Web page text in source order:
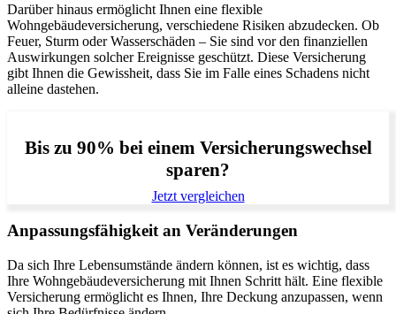
Darüber hinaus ermöglicht Ihnen eine flexible
Wohngebäudeversicherung, verschiedene Risiken abzudecken. Ob
Feuer, Sturm oder Wasserschäden – Sie sind vor den finanziellen
Auswirkungen solcher Ereignisse geschützt. Diese Versicherung
gibt Ihnen die Gewissheit, dass Sie im Falle eines Schadens nicht
alleine dastehen.
Bis zu 90% bei einem Versicherungswechsel
sparen?
Jetzt vergleichen
Anpassungsfähigkeit an Veränderungen
Da sich Ihre Lebensumstände ändern können, ist es wichtig, dass
Ihre Wohngebäudeversicherung mit Ihnen Schritt hält. Eine flexible
Versicherung ermöglicht es Ihnen, Ihre Deckung anzupassen, wenn